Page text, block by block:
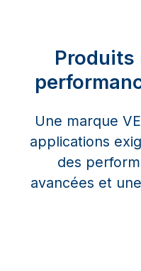
Produits
Une marque
applications
des
avancées et